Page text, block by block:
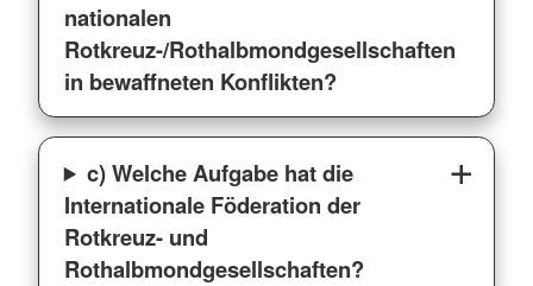
nationalen
Rotkreuz-/Rothalbmondgesellschaften
in bewaffneten Konflikten?
c) Welche Aufgabe hat die
Internationale Föderation der
Rotkreuz- und
Rothalbmondgesellschaften?